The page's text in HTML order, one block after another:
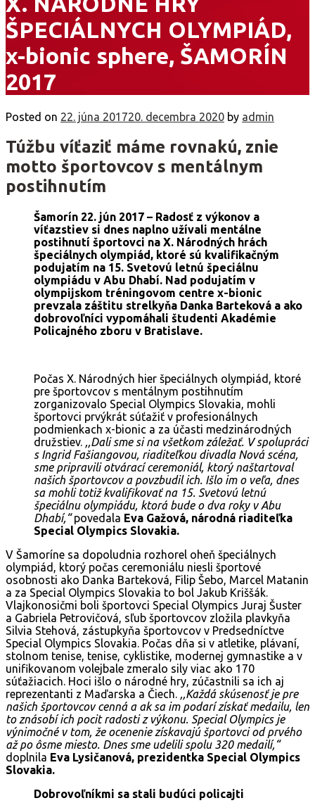
ŠPECIÁLNYCH OLYMPIÁD,
x-bionic sphere, ŠAMORÍN
2017
Posted on 22. júna 201720. decembra 2020 by admin
Túžbu víťaziť máme rovnakú, znie
motto športovcov s mentálnym
postihnutím
Šamorín 22. jún 2017 – Radosť z výkonov a
víťazstiev si dnes naplno užívali mentálne
postihnutí športovci na X. Národných hrách
špeciálnych olympiád, ktoré sú kvalifikačným
podujatím na 15. Svetovú letnú špeciálnu
olympiádu v Abu Dhabí. Nad podujatím v
olympijskom tréningovom centre x-bionic
prevzala záštitu strelkyňa Danka Barteková a ako
dobrovoľníci vypomáhali študenti Akadémie
Policajného zboru v Bratislave.
Počas X. Národných hier špeciálnych olympiád, ktoré
pre športovcov s mentálnym postihnutím
zorganizovalo Special Olympics Slovakia, mohli
športovci prvýkrát súťažiť v profesionálnych
podmienkach x-bionic a za účasti medzinárodných
družstiev. ,,Dali sme si na všetkom záležať. V spolupráci
s Ingrid Fašiangovou, riaditeľkou divadla Nová scéna,
sme pripravili otvárací ceremoniál, ktorý naštartoval
našich športovcov a povzbudil ich. Išlo im o veľa, dnes
sa mohli totiž kvalifikovať na 15. Svetovú letnú
špeciálnu olympiádu, ktorá bude o dva roky v Abu
Dhabí,“povedala Eva Gažová, národná riaditeľka
Special Olympics Slovakia.
V Šamoríne sa dopoludnia rozhorel oheň špeciálnych
olympiád, ktorý počas ceremoniálu niesli športové
osobnosti ako Danka Barteková, Filip Šebo, Marcel Matanin
a za Special Olympics Slovakia to bol Jakub Kriššák.
Vlajkonosičmi boli športovci Special Olympics Juraj Šuster
a Gabriela Petrovičová, sľub športovcov zložila plavkyňa
Silvia Stehová, zástupkyňa športovcov v Predsedníctve
Special Olympics Slovakia. Počas dňa si v atletike, plávaní,
stolnom tenise, tenise, cyklistike, modernej gymnastike a v
unifikovanom volejbale zmeralo sily viac ako 170
súťažiacich. Hoci išlo o národné hry, zúčastnili sa ich aj
reprezentanti z Maďarska a Čiech. ,,Každá skúsenosť je pre
našich športovcov cenná a ak sa im podarí získať medailu, len
to znásobí ich pocit radosti z výkonu. Special Olympics je
výnimočné v tom, že ocenenie získavajú športovci od prvého
až po ôsme miesto. Dnes sme udelili spolu 320 medailí,“
doplnila Eva Lysičanová, prezidentka Special Olympics
Slovakia.
Dobrovoľníkmi sa stali budúci policajti